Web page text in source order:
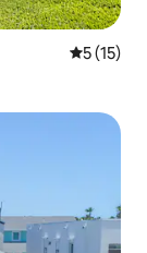
5 av 5 i
5 (15)